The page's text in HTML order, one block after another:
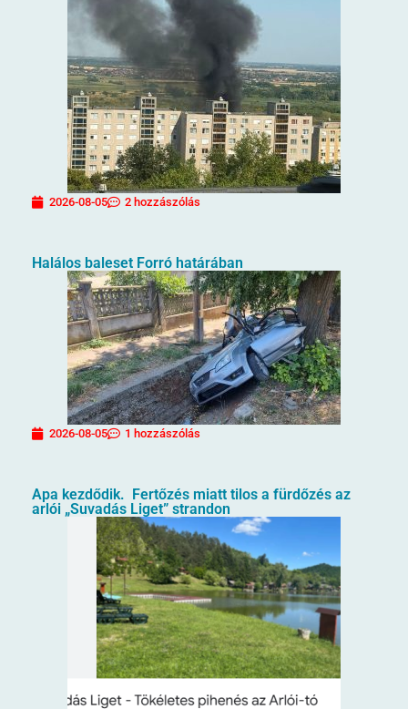
2026-08-05 2 hozzászólás
Halálos baleset Forró határában
2026-08-05 1 hozzászólás
Apa kezdődik. Fertőzés miatt tilos a fürdőzés az
arlói „Suvadás Liget” strandon